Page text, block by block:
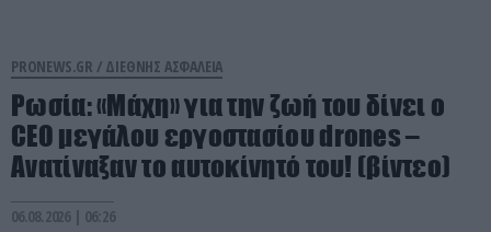
PRONEWS.GR / ΔΙΕΘΝΗΣ ΑΣΦΑΛΕΙΑ
Ρωσία: «Μάχη» για την ζωή του δίνει ο
CEO μεγάλου εργοστασίου drones –
Ανατίναξαν το αυτοκίνητό του! (βίντεο)
06.08.2026 | 06:26